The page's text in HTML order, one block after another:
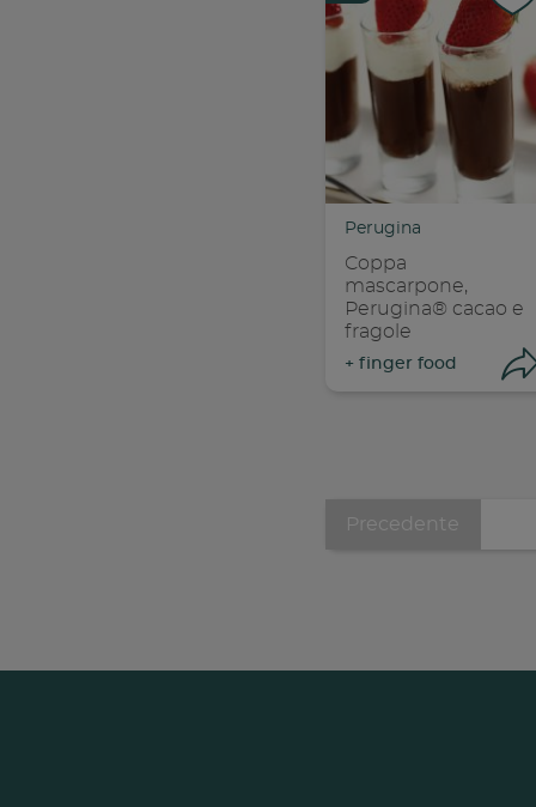
Perugina
Coppa
mascarpone,
Perugina® cacao e
fragole
+ finger food
Pagina
Precedente